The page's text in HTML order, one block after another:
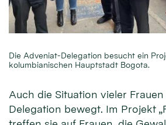
Die Adveniat-Delegation besucht ein
kolumbianischen Hauptstadt Bogota.
Auch die Situation vieler
Delegation bewegt. Im Projekt